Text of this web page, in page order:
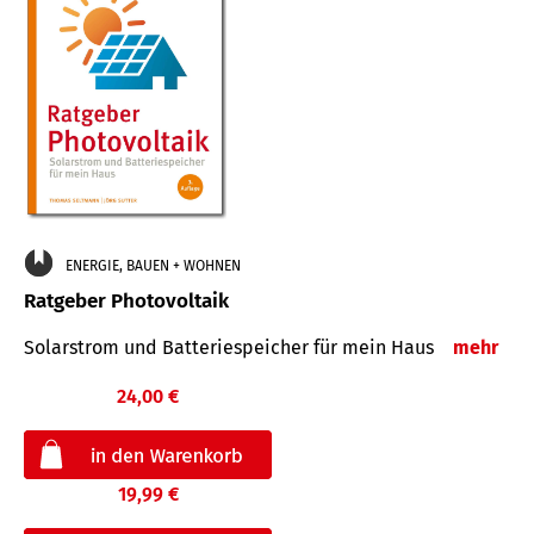
ENERGIE, BAUEN + WOHNEN
Ratgeber Photovoltaik
Solarstrom und Batteriespeicher für mein Haus mehr
24,00 €
19,99 €